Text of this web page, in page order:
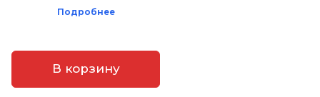
Подробнее
В корзину